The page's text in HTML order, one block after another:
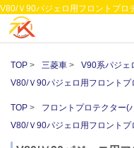
V80/Ｖ90パジェロ用フロントプロ
(バグガード ｜4WDやSUVのカス
グ部品までご提案の T.K TECH 埼玉
TOP 三菱車
V90系パジェ
V80/Ｖ90パジェロ用フロント
TOP
フロントプロテクター(
V80/Ｖ90パジェロ用フロント